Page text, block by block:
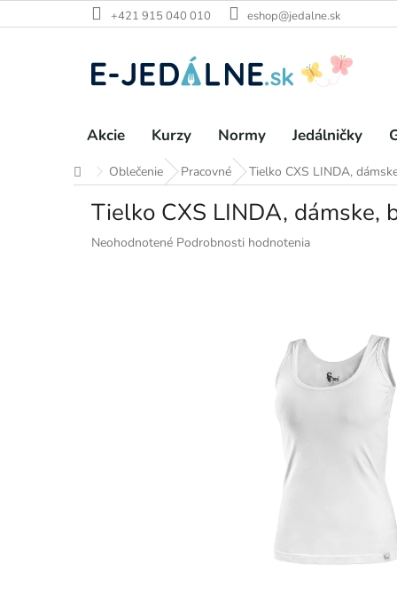
na
+421 915 040 010 eshop@jedalne.sk
Akcie Kurzy Normy Jedálničky
DomovOblečenie Pracovné Tielko CXS LINDA,
Tielko CXS LINDA, dámske,
Priemerné
Neohodnotené Podrobnosti hodnotenia